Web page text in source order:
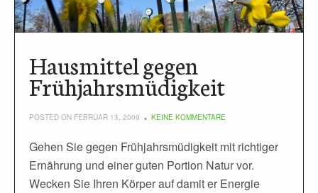
Hausmittel gegen
Frühjahrsmüdigkeit
POSTED ON FEBRUAR 13, 2009 KEINE KOMMENTARE
Gehen Sie gegen Frühjahrsmüdigkeit mit richtiger
Ernährung und einer guten Portion Natur vor.
Wecken Sie Ihren Körper auf damit er Energie